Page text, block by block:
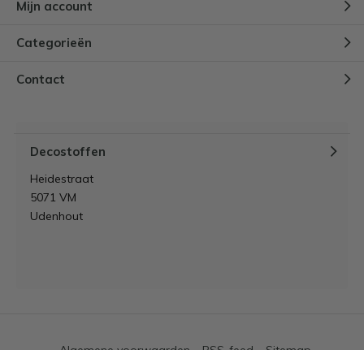
Mijn account
Categorieën
Contact
Decostoffen
Heidestraat
5071 VM
Udenhout